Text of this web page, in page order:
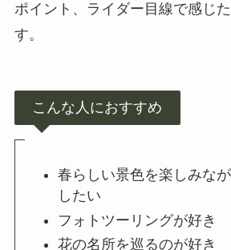
ポイント、ライダー目線で感じ
す。
こんな人におすすめ
春らしい景色を楽しみな
したい
フォトツーリングが好き
花の名所を巡るのが好き